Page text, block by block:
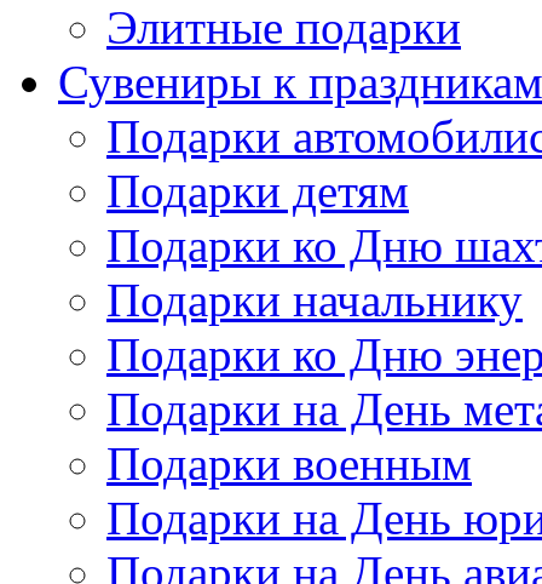
Элитные подарки
Сувениры к праздникам
Подарки
Подарки детям
Подарки ко Дню
Подарки начальнику
Подарки ко Дню
Подарки на День
Подарки военным
Подарки на День
Подарки на День